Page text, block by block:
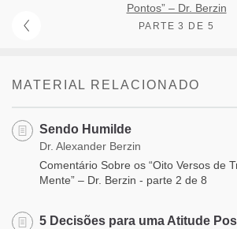
Pontos” – Dr. Berzin
PARTE 3 DE 5
MATERIAL RELACIONADO
Sendo Humilde
Dr. Alexander Berzin
Comentário Sobre os “Oito Versos de
Mente” – Dr. Berzin - parte 2 de 8
5 Decisões para uma Atitude